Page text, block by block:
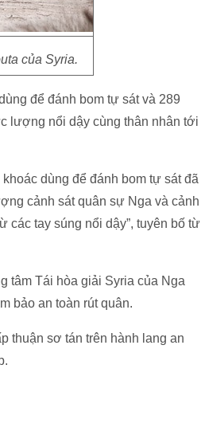
của Syria.
để đánh bom tự sát và 289
lượng nổi dậy cùng thân nhân tới
dùng để đánh bom tự sát đã
cảnh sát quân sự Nga và cảnh
các tay súng nổi dậy”, tuyên bố từ
tâm Tái hòa giải Syria của Nga
bảo an toàn rút quân.
thuận sơ tán trên hành lang an